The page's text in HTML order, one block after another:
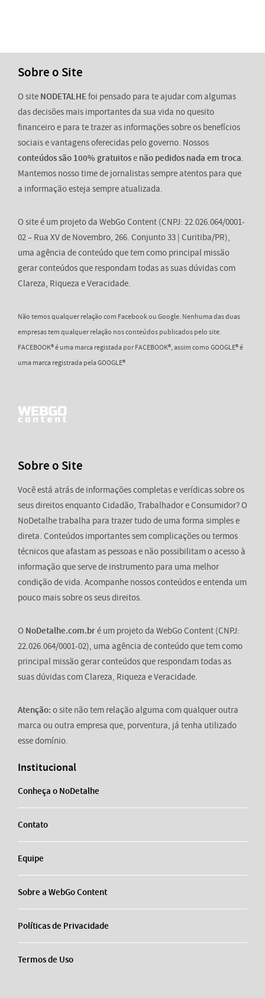
Sobre o Site
O site NODETALHEfoi pensado para te ajudar com algumas
das decisões mais importantes da sua vida no quesito
financeiro e para te trazer as informações sobre os benefícios
sociais e vantagens oferecidas pelo governo. Nossos
conteúdos são 100% gratuitose não pedidos nada em troca.
Mantemos nosso time de jornalistas sempre atentos para que
a informação esteja sempre atualizada.
O site é um projeto da WebGo Content (CNPJ: 22.026.064/0001-
02 – Rua XV de Novembro, 266. Conjunto 33 | Curitiba/PR),
uma agência de conteúdo que tem como principal missão
gerar conteúdos que respondam todas as suas dúvidas com
Clareza, Riqueza e Veracidade.
Não temos qualquer relação com Facebook ou Google. Nenhuma das duas
empresas tem qualquer relação nos conteúdos publicados pelo site.
FACEBOOK® é uma marca registada por FACEBOOK®, assim como GOOGLE® é
uma marca registrada pela GOOGLE®
Sobre o Site
Você está atrás de informações completas e verídicas sobre os
seus direitos enquanto Cidadão, Trabalhador e Consumidor? O
NoDetalhe trabalha para trazer tudo de uma forma simples e
direta. Conteúdos importantes sem complicações ou termos
técnicos que afastam as pessoas e não possibilitam o acesso à
informação que serve de instrumento para uma melhor
condição de vida. Acompanhe nossos conteúdos e entenda um
pouco mais sobre os seus direitos.
O NoDetalhe.com.bré um projeto da WebGo Content (CNPJ:
22.026.064/0001-02), uma agência de conteúdo que tem como
principal missão gerar conteúdos que respondam todas as
suas dúvidas com Clareza, Riqueza e Veracidade.
Atenção: o site não tem relação alguma com qualquer outra
marca ou outra empresa que, porventura, já tenha utilizado
esse domínio.
Institucional
Conheça o NoDetalhe
Contato
Equipe
Sobre a WebGo Content
Políticas de Privacidade
Termos de Uso